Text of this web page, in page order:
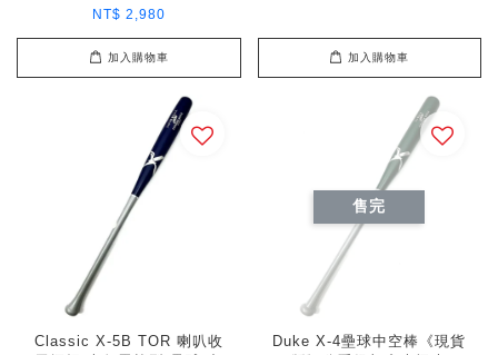
NT$ 2,980
加入購物車 加入購物車
Classic X-5B TOR 喇叭收
售完
Duke X-4壘球中空棒《現貨